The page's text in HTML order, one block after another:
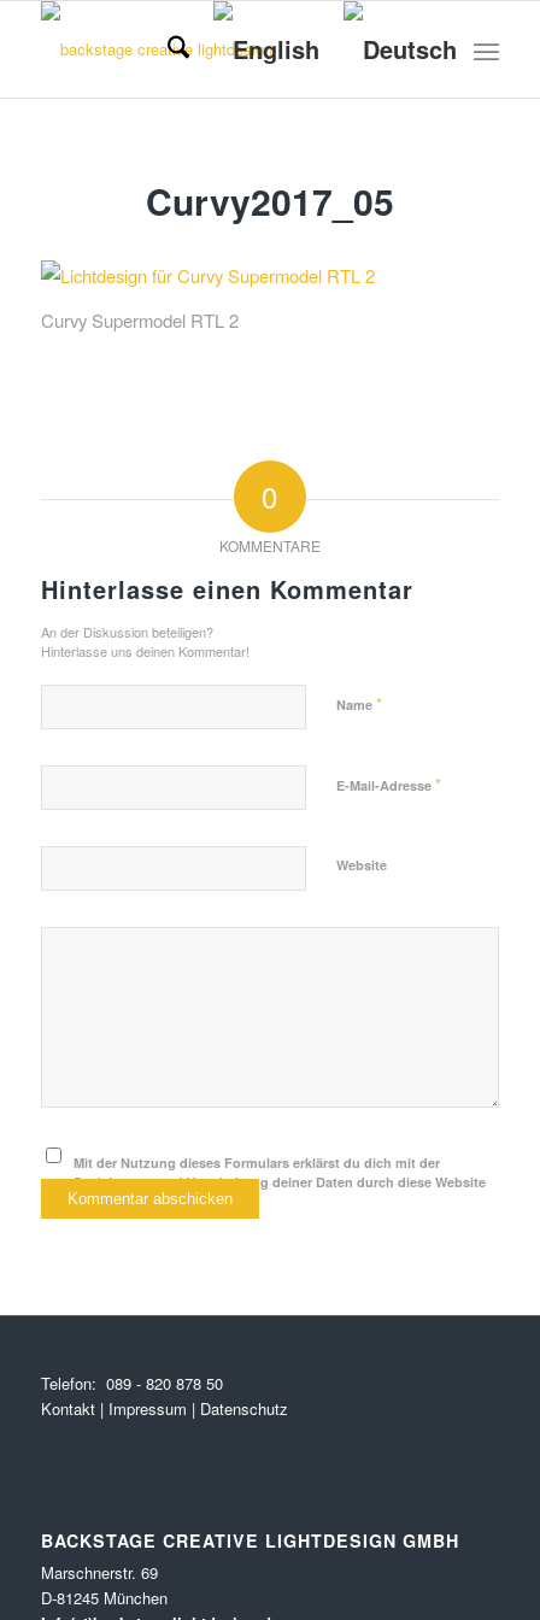
Curvy2017_05
Curvy Supermodel RTL 2
0
KOMMENTARE
Hinterlasse einen Kommentar
An der Diskussion beteiligen?
Hinterlasse uns deinen Kommentar!
Name *
E-Mail-Adresse *
Website
Mit der Nutzung dieses Formulars erklärst du dich mit der
Speicherung und Verarbeitung deiner Daten durch diese Website
einverstanden.*
Telefon: 089 - 820 878 50
Kontakt| Impressum | Datenschutz
BACKSTAGE CREATIVE LIGHTDESIGN GMBH
Marschnerstr. 69
D-81245 München